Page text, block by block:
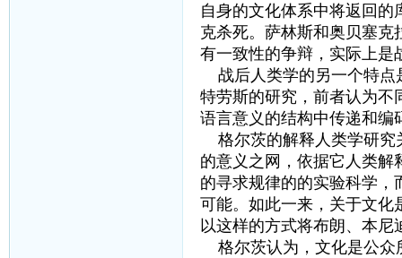
自身的文化体系中将返回
克杀死。萨林斯和奥贝塞
有一致性的争辩，实际上是
战后人类学的另一个特点
特劳斯的研究，前者认为不
语言意义的结构中传递和编
格尔茨的解释人类学研究
的意义之网，依据它人类解
的寻求规律的的实验科学，
可能。如此一来，关于文化
以这样的方式将布朗、本尼
格尔茨认为，文化是公众